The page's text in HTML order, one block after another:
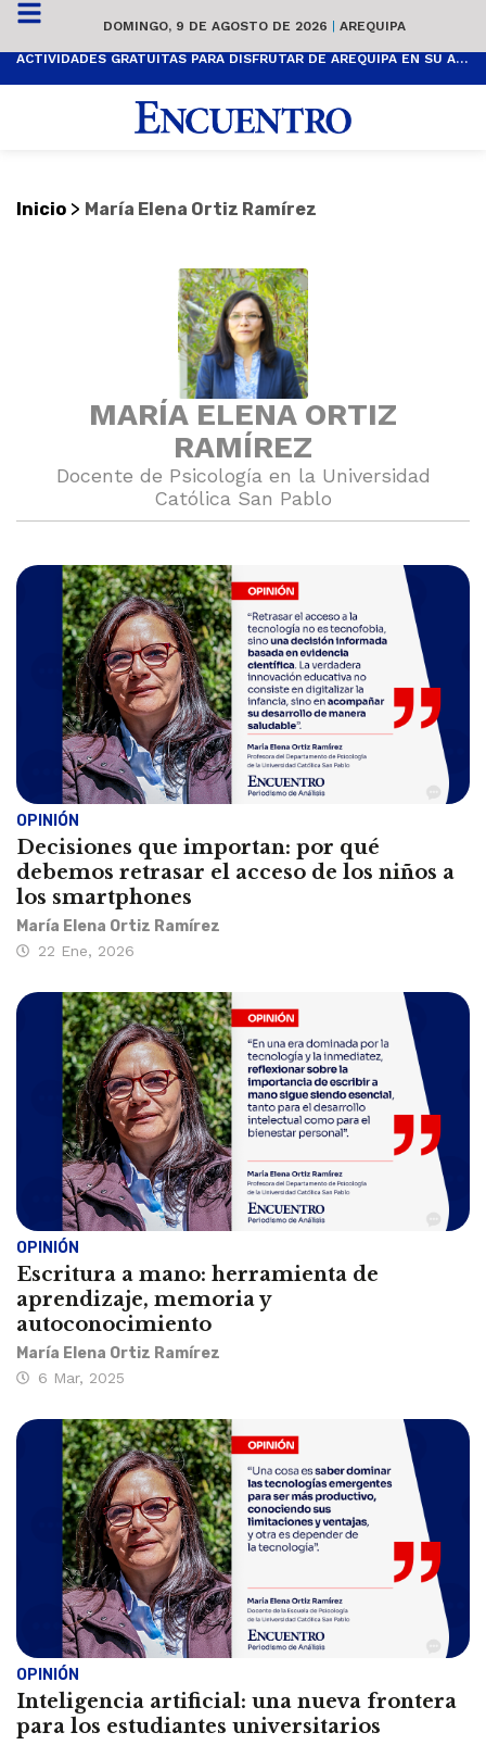
DOMINGO, 9 DE AGOSTO DE 2026 | AREQUIPA
ACTIVIDADES GRATUITAS PARA DISFRUTAR DE AREQUIPA EN SU ANIVERSARIO
Inicio > María Elena Ortiz Ramírez
MARÍA ELENA ORTIZ
RAMÍREZ
Docente de Psicología en la Universidad
Católica San Pablo
OPINIÓN
Decisiones que importan: por qué
debemos retrasar el acceso de los niños a
los smartphones
María Elena Ortiz Ramírez
22 Ene, 2026
OPINIÓN
Escritura a mano: herramienta de
aprendizaje, memoria y
autoconocimiento
María Elena Ortiz Ramírez
6 Mar, 2025
OPINIÓN
Inteligencia artificial: una nueva frontera
para los estudiantes universitarios